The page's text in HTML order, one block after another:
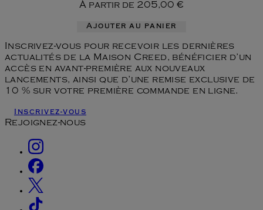
À partir de 205,00 €
Ajouter au panier
Inscrivez-vous pour recevoir les dernières
actualités de la Maison Creed, bénéficier d’un
accès en avant-première aux nouveaux
lancements, ainsi que d’une remise exclusive de
10 % sur votre première commande en ligne.
Inscrivez-vous
Rejoignez-nous